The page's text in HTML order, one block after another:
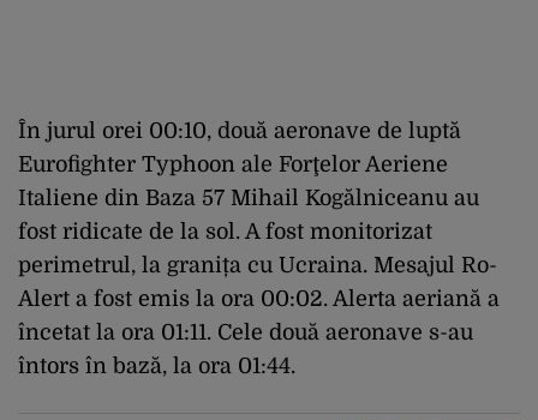
În jurul orei 00:10, două aeronave de luptă
Eurofighter Typhoon ale Forţelor Aeriene
Italiene din Baza 57 Mihail Kogălniceanu au
fost ridicate de la sol. A fost monitorizat
perimetrul, la granița cu Ucraina. Mesajul Ro-
Alert a fost emis la ora 00:02. Alerta aeriană a
încetat la ora 01:11. Cele două aeronave s-au
întors în bază, la ora 01:44.